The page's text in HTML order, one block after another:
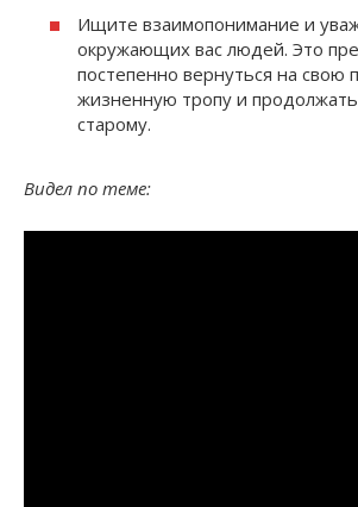
Ищите взаимопонимание и
окружающих вас людей. Это
постепенно вернуться на
жизненную тропу и
старому.
Видел по теме: